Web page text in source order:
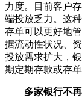
力度。目前客户
端投放乏力。这
存单可以更好地
据流动性状况、
投放需求扩大，
期定期存款或存单
多家银行不